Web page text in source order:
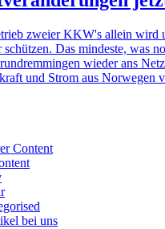
zweier KKW's allein wird
Das mindeste, was
wieder ans
und Strom aus Norwegen
Content
bei uns